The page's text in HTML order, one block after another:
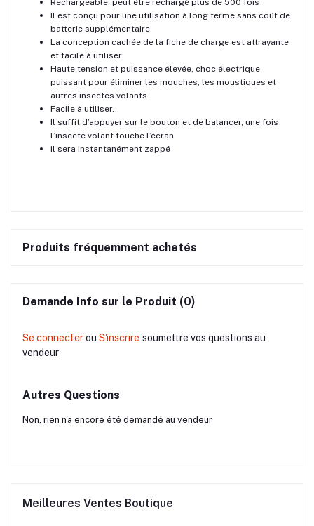
Rechargeable, peut être rechargé plus de 500 fois
Il est conçu pour une utilisation à long terme sans coût de
batterie supplémentaire.
La conception cachée de la fiche de charge est attrayante
et facile à utiliser.
Haute tension et puissance élevée, choc électrique
puissant pour éliminer les mouches, les moustiques et
autres insectes volants.
Facile à utiliser.
Il suffit d’appuyer sur le bouton et de balancer, une fois
l’insecte volant touche l’écran
il sera instantanément zappé
Produits fréquemment achetés
Demande Info sur le Produit (0)
Se connecterou S'inscrire soumettre vos questions au
vendeur
Autres Questions
Non, rien n'a encore été demandé au vendeur
Meilleures Ventes Boutique